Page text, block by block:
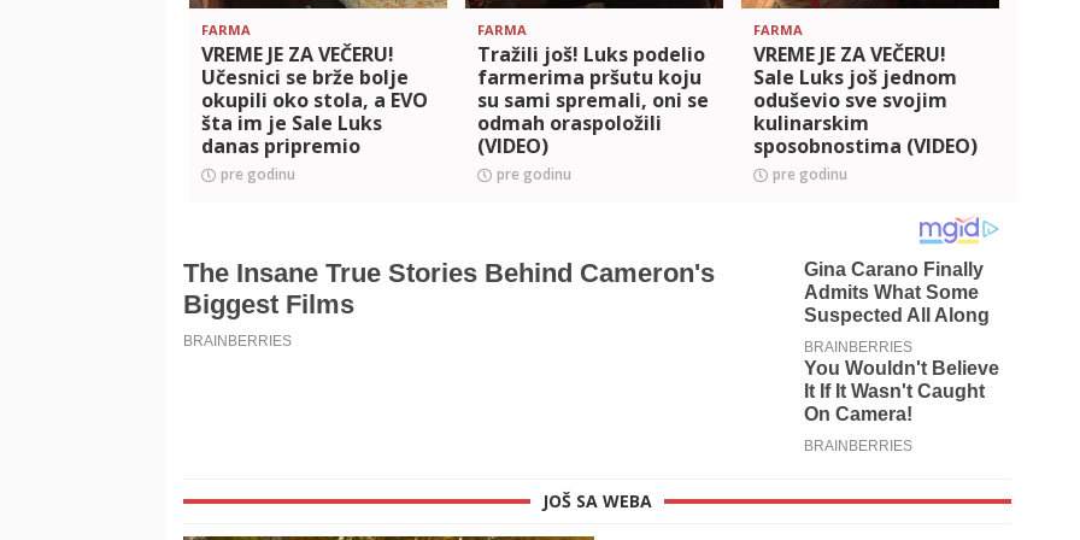
FARMA
VREME JE ZA VEČERU!
Učesnici se brže bolje
okupili oko stola, a EVO
šta im je Sale Luks
danas pripremio
(VIDEO)
pre godinu
FARMA
Tražili još! Luks podelio
farmerima pršutu koju
su sami spremali, oni se
odmah oraspoložili
(VIDEO)
pre godinu
FARMA
VREME JE ZA VEČERU!
Sale Luks još jednom
oduševio sve svojim
kulinarskim
sposobnostima (VIDEO)
pre godinu
JOŠ SA WEBA